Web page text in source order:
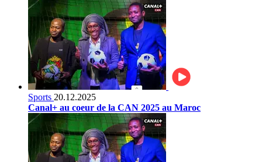
Sports 20.12.2025
Canal+ au coeur de la CAN 2025 au Maroc